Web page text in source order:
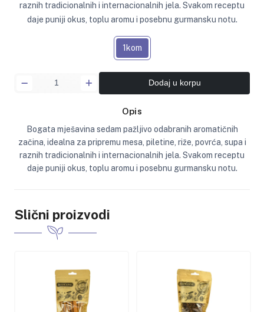
raznih tradicionalnih i internacionalnih jela. Svakom receptu
daje puniji okus, toplu aromu i posebnu gurmansku notu.
1kom
Dodaj u korpu
Opis
Bogata mješavina sedam pažljivo odabranih aromatičnih
začina, idealna za pripremu mesa, piletine, riže, povrća, supa i
raznih tradicionalnih i internacionalnih jela. Svakom receptu
daje puniji okus, toplu aromu i posebnu gurmansku notu.
Slični proizvodi